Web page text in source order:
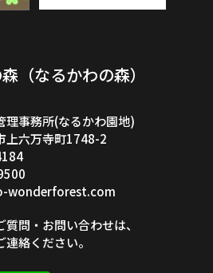
（なるかわの森）
理事務所(なるかわ園地)
上六万寺町1748-2
wonderforest.com
問・お問い合わせは、
絡ください。